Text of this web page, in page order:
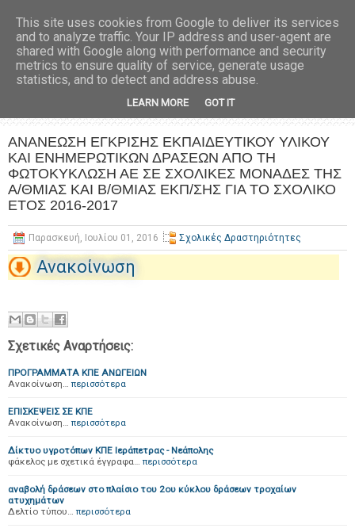
ΑΝΑΝΕΩΣΗ ΕΓΚΡΙΣΗΣ ΕΚΠΑΙΔΕΥΤΙΚΟΥ ΥΛΙΚΟΥ
ΚΑΙ ΕΝΗΜΕΡΩΤΙΚΩΝ ΔΡΑΣΕΩΝ ΑΠΟ ΤΗ
ΦΩΤΟΚΥΚΛΩΣΗ ΑΕ ΣΕ ΣΧΟΛΙΚΕΣ ΜΟΝΑΔΕΣ ΤΗΣ
Α/ΘΜΙΑΣ ΚΑΙ Β/ΘΜΙΑΣ ΕΚΠ/ΣΗΣ ΓΙΑ ΤΟ ΣΧΟΛΙΚΟ
ΕΤΟΣ 2016-2017
Παρασκευή, Ιουλίου 01, 2016 Σχολικές Δραστηριότητες
Ανακοίνωση
Σχετικές Αναρτήσεις:
ΠΡΟΓΡΑΜΜΑΤΑ ΚΠΕ ΑΝΩΓΕΙΩΝ
Ανακοίνωση… περισσότερα
ΕΠΙΣΚΕΨΕΙΣ ΣΕ ΚΠΕ
Ανακοίνωση… περισσότερα
Δίκτυο υγροτόπων ΚΠΕ Ιεράπετρας - Νεάπολης
φάκελος με σχετικά έγγραφα… περισσότερα
αναβολή δράσεων στο πλαίσιο του 2ου κύκλου δράσεων τροχαίων
ατυχημάτων
Δελτίο τύπου… περισσότερα
This site uses cookies from Google to deliver its services
and to analyze traffic. Your IP address and user-agent are
shared with Google along with performance and security
metrics to ensure quality of service, generate usage
statistics, and to detect and address abuse.
LEARN MORE GOT IT